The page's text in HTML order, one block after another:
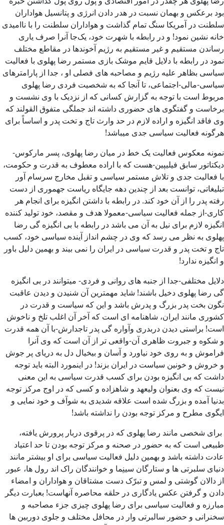
بود برعکس و بهمان نسبت در هدر دادن انرژی و پتانسیل هواداران
سلطنت در آمریکا سنگ تمام گذاشت و هواداران سلطنت را با ناامیدی
خانه نشین نمود! و در رابطه با شهرت خود، یک‌جا آنرا صرف یاری
رساندن مستقیم و غیر مستقیم به رژیم آخوندها در مقاطع مختلف
نمود در رابطه با دلایل قایم موشک بازی مستمر رضا پهلوی با فعالیت
سیاسی بظاهر علیه رژیم و مصاحبه های فصلی او ، جدا از پارامترهای
سیاسی-مالی-اجتماعی، تا آنجا که به شخصیت فردی رضا پهلوی
مربوط است با توجه به گزارش کسانی که از نزدیک با وی نشست و
برخاست و گفتگوی های حضوری داشته اند جملگی متفوق القولند که
وی فاقد انگیزه و اراده لازم در حد وارث تاج و تخت پدر و اساساً برای
هرگونه فعالیت سیاسی جدی میباشد!
نمونه معکوس فعالیت یک خط در میان رضا پهلوی، پسر مارکوس-
دیکتاتور سابق فیلیپین-هست که با اراده معطوف به قدرت و حکومت،
با فعالیت جدی و تلاش مستمر سیاسی و تقبل مخارج سرسام آور
تبلیغاتی، توانست بعد از چندین دهه جایگاه ریاست جهموری از دست
رفته پدر را از آن خود کند. در رابطه با داشتن انگیزه برای انجام هر
کاری-از جمله فعالیت سیاسی-معمولا هدف و مقصد، خود تولید کننده
انگیزه لازم برای نیل به آن می باشد در رابطه با بی انگیزه گی رضا
پهلوی به نظر می رسد که وی در چشم انداز آینده سیاسی خود، کسب
تاج و تخت پدر و قدرت سیاسی در ایران را نمی بیند و بهمین دلیل باور
و انگیزه ندارد!
دلایل مختلفی-جدا از جنبه های روانی و فردی- میتوانند در بی انگیزه
گی رضا پهلوی دخیل باشند! شاید مهمترین آن شنیدن و دیدن عاقبت
نگون بخت پدر بزرگ و پدرش باشد و این که سیاست و قدرت در
کشوری مانند ایران، شاهنامه ای است که آخر آن اغلب تلخ و ناخوش
است! براستی دیدن دربدری وآواره گی پدر تاجدارش-با آن همه قدرت
و شکوه و جبروت ظاهری آن-واقعی تر از آن است که وی آنرا
فراموش و به روی خود نیاورد و آسان و بیخیال دل به دریای پر جوش
و خروش و خونین سیاست در ایران بزند! در اینمورد البته باید توجه
داشت که بی انگیزه بودن برای کسب قدرت سیاسی به این معنی
نیست که وی بعنوان ولیعهد و شاهزاده و کسی که در اوج مرکز توجه
بدنیا آمده و بزرگ شده است علاقه شدیدی به شوآف و خود نمایی و
ایگوی مطرح و مرکز توجه بودن را نداشته باشد!
برای شخصی مانند رضا پهلوی که در پرقوی دربار پرورش یافته،
طبیعی است که به حضور در صحنه و مرکز توجه بودن تا حد اعتیاد
عادت داشته باشد و بهمین دلیل فعالیت سیاسی برای او بیشتر مانند
دنیای سلبرتی ها و ستارگان سینِما و خوانندگان راک اند رول ها، عبور
از دالان گوشتی و لمس و تبرّک دست مشتاقان و هواداران و امضاء
دادن و گرفتن عکس یادگاری در حلقه محاصره آنهاست! بعبارت دیگر
مبارزه و فعالیت سیاسی برای رضا پهلوی چیزی جزء مصاحبه و
سخنرانی و حضور سالبرتی وار در محافل مختلف و جلوی دوربین ها